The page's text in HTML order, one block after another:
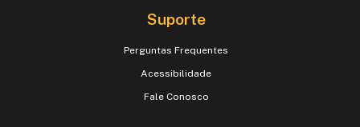
Suporte
Perguntas Frequentes
Acessibilidade
Fale Conosco